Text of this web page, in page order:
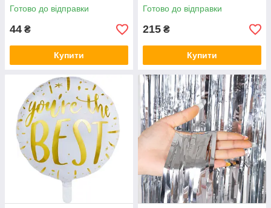
Готово до відправки
44 ₴
Купити
Готово до відправки
215 ₴
Купити